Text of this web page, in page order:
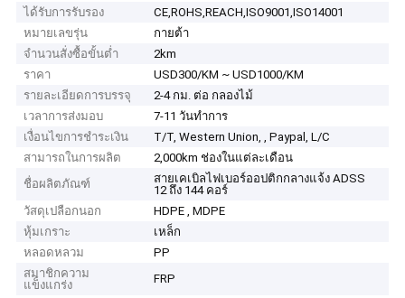
ได้รับการรับรอง
CE,ROHS,REACH,ISO9001,ISO14001
หมายเลขรุ่น
กายต้า
จำนวนสั่งซื้อขั้นต่ำ
2km
ราคา
USD300/KM ~ USD1000/KM
รายละเอียดการบรรจุ
2-4 กม. ต่อ กลองไม้
เวลาการส่งมอบ
7-11 วันทำการ
เงื่อนไขการชำระเงิน
T/T, Western Union, , Paypal, L/C
สามารถในการผลิต
2,000km ช่องในแต่ละเดือน
ชื่อผลิตภัณฑ์
สายเคเบิลไฟเบอร์ออปติกกลางแจ้ง ADSS
12 ถึง 144 คอร์
วัสดุเปลือกนอก
HDPE , MDPE
หุ้มเกราะ
เหล็ก
หลอดหลวม
PP
สมาชิกความ
แข็งแกร่ง
FRP